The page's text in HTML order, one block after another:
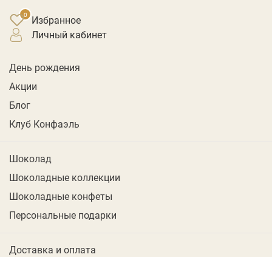
Избранное
личный кабинет
День рождения
Акции
Блог
Клуб Конфаэль
Шоколад
Шоколадные коллекции
Шоколадные конфеты
Персональные подарки
Доставка и оплата